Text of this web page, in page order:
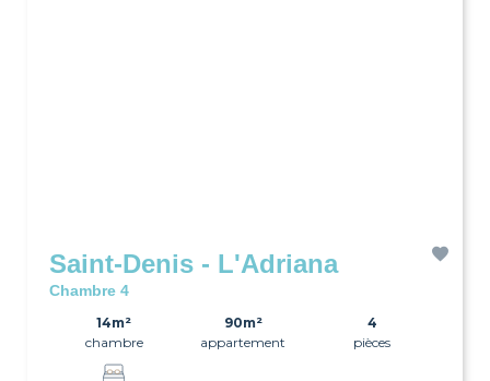
Saint-Denis - L'Adriana
Chambre 4
14m²
chambre
90m²
appartement
4
pièces